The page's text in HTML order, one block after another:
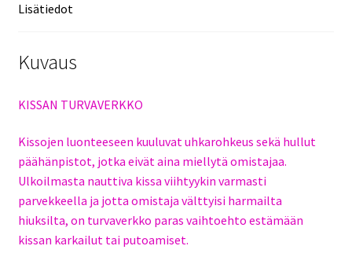
Lisätiedot
Kuvaus
KISSAN TURVAVERKKO
Kissojen luonteeseen kuuluvat uhkarohkeus sekä hullut
päähänpistot, jotka eivät aina miellytä omistajaa.
Ulkoilmasta nauttiva kissa viihtyykin varmasti
parvekkeella ja jotta omistaja välttyisi harmailta
hiuksilta, on turvaverkko paras vaihtoehto estämään
kissan karkailut tai putoamiset.